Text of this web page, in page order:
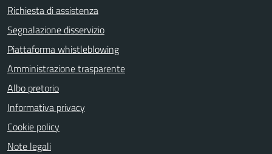
Richiesta di assistenza
Segnalazione disservizio
Piattaforma whistleblowing
Amministrazione trasparente
Albo pretorio
Informativa privacy
Cookie policy
Note legali